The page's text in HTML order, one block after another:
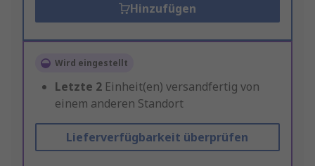
Hinzufügen
Wird eingestellt
Letzte 2 Einheit(en) versandfertig von
einem anderen Standort
Lieferverfügbarkeit überprüfen